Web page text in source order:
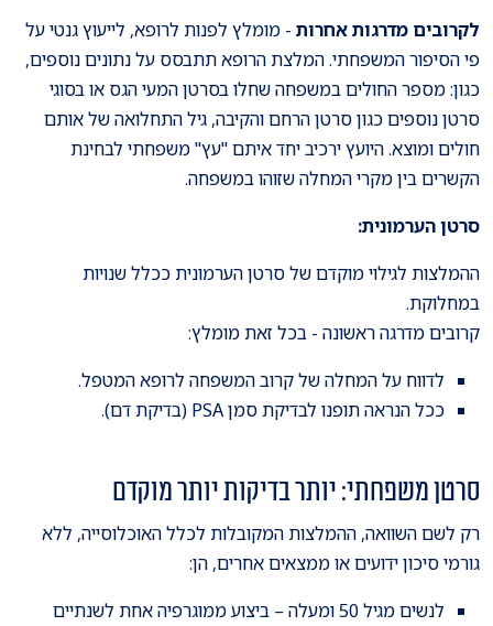
לקרובים מדרגות אחרות - מומלץ לפנות לרופא, לייעוץ גנטי על
פי הסיפור המשפחתי. המלצת הרופא תתבסס על נתונים נוספים,
כגון: מספר החולים במשפחה שחלו בסרטן המעי הגס או בסוגי
סרטן נוספים כגון סרטן הרחם והקיבה, גיל התחלואה של אותם
חולים ומוצא. היועץ ירכיב יחד איתם "עץ" משפחתי לבחינת
הקשרים בין מקרי המחלה שזוהו במשפחה.
סרטן הערמונית:
ההמלצות לגילוי מוקדם של סרטן הערמונית ככלל שנויות
במחלוקת.
קרובים מדרגה ראשונה - בכל זאת מומלץ:
לדווח על המחלה של קרוב המשפחה לרופא המטפל.
ככל הנראה תופנו לבדיקת סמן PSA (בדיקת דם).
סרטן משפחתי: יותר בדיקות יותר מוקדם
רק לשם השוואה, ההמלצות המקובלות לכלל האוכלוסייה, ללא
גורמי סיכון ידועים או ממצאים אחרים, הן:
לנשים מגיל 50 ומעלה – ביצוע ממוגרפיה אחת לשנתיים